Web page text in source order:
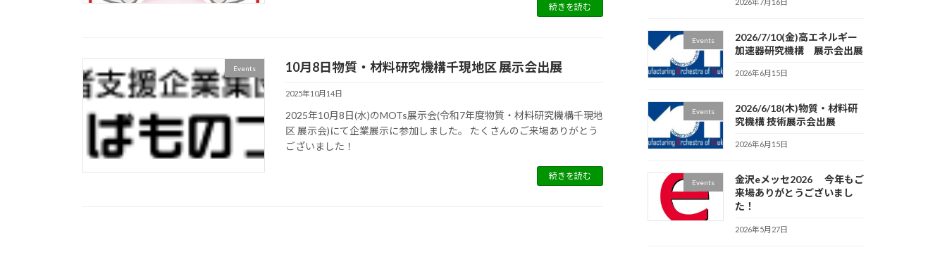
続きを読む
Events 10月8日物質・材料研究機構千現地区 展示会出展
2025年10月14日
2025年10月8日(水)のMOTs展示会(令和7年度物質・材料研究機構千現地
区 展示会)にて企業展示に参加しました。 たくさんのご来場ありがとう
ございました！
続きを読む
Events
2026/7/10(金)高エネルギー
加速器研究機構 展示会出展
2026年6月15日
Events
2026/6/18(木)物質・材料研
究機構 技術展示会出展
2026年6月15日
Events
金沢eメッセ2026 今年もご
来場ありがとうございまし
た！
2026年5月27日